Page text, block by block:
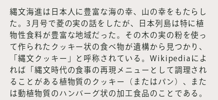
縄文海進は日本人に豊富な海の幸、山の幸をもたらし
た。3月号で菱の実の話をしたが、日本列島は特に植
物性食料が豊富な地域だった。その木の実の粉を使っ
て作られたクッキー状の食べ物が遺構から見つかり、
「縄文クッキー」と呼称されている。Wikipediaによ
れば「縄文時代の食事の再現メニューとして調理され
ることがある植物質のクッキー（またはパン）、また
は動植物質のハンバーグ状の加工食品のことである。